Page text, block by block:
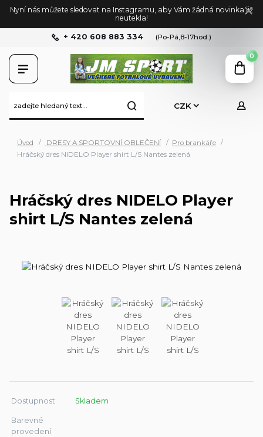
Nyní nás můžete sledovat na Instagramu, aby Vám žádná novinka již
neutekla!
CZK
+ 420 608 883 334 (Po-Pá,8-17hod.)
0
Úvod DRESY A SPORTOVNÍ OBLEČENÍ
Pro brankáře
Hráčský dres NIDELO Player shirt L/S Nantes zelená
Hráčský dres NIDELO Player
shirt L/S Nantes zelená
Dostupnost Skladem
Barevné
provedení